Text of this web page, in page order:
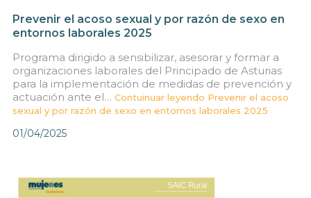
Prevenir el acoso sexual y por razón de sexo en
entornos laborales 2025
Programa dirigido a sensibilizar, asesorar y formar a
organizaciones laborales del Principado de Asturias
para la implementación de medidas de prevención y
actuación ante el… Contuinuar leyendo Prevenir el acoso
sexual y por razón de sexo en entornos laborales 2025
01/04/2025